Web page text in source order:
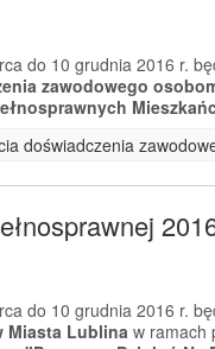
do 10 grudnia 2016 r.
zawodowego
doświadczenia
do 10 grudnia 2016 r.
Miasta Lublina w ramach